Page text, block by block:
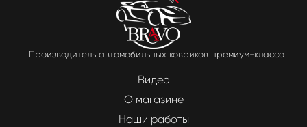
Производитель автомобильных ковриков премиум-класса
Видео
О магазине
Наши работы